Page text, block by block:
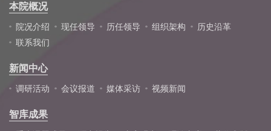
本院概况
院况介绍 现任领导 历任领导 组织架构
历史沿革
联系我们
新闻中心
调研活动 会议报道 媒体采访 视频新闻
智库成果